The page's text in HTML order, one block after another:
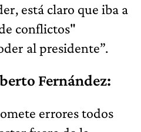
está claro que iba a
conflictos"
al presidente”.
Fernández:
errores todos